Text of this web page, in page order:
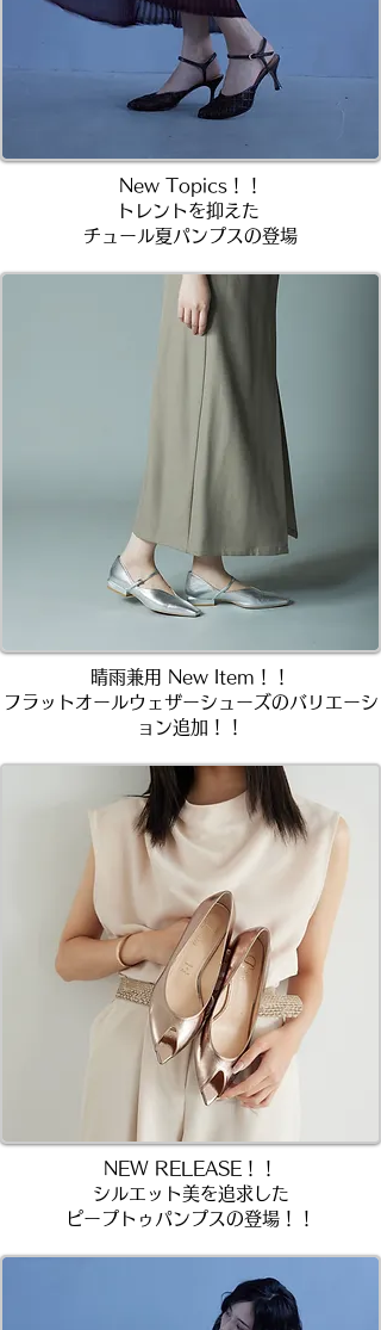
New Topics！！
トレントを抑えた ​
チュール夏パンプスの登場
晴雨兼用 New Item！！
フラットオールウェザーシューズの​バリエーシ
ョン追加！！
NEW RELEASE！！
シルエット美を追求した​
ピープトゥパンプスの登場！！